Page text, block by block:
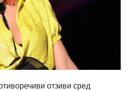
отзиви сред